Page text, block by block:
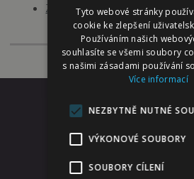
Zaslat hesloTyto webové stránky
cookie ke zlepšení
Používáním našich
souhlasíte se všemi soubory
s našimi zásadami používání
Více informací
NEZBYTNĚ NUTNÉ
VÝKONOVÉ SOUBORY
SOUBORY CÍLENÍ